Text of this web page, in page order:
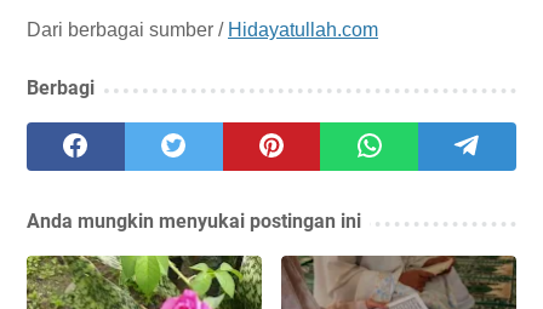
Dari berbagai sumber / Hidayatullah.com
Berbagi
Anda mungkin menyukai postingan ini